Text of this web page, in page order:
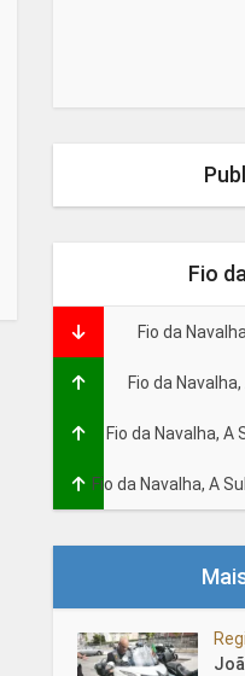
Fio
Fio da
Fio da
Fio da Navalha, A
Fio da Navalha, A